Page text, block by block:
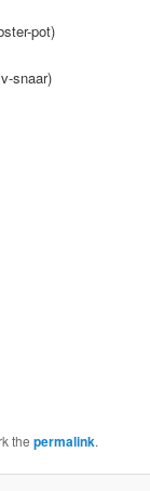
pot)
snaar)
thepermalink.